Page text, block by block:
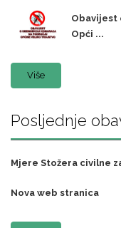
Obavijest
Opći ...
Više
Posljednje
Mjere Stožera civilne
Nova web stranica